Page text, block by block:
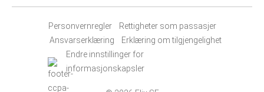
Personvernregler
Rettigheter som passasjer
Ansvarserklæring
Erklæring om tilgjengelighet
Endre innstillinger for
informasjonskapsler